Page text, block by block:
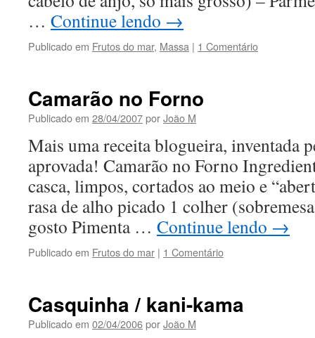
… Continue lendo →
Publicado em Frutos do mar, Massa | 1 Comentário
Camarão no Forno
Publicado em 28/04/2007porJoão M
Mais uma receita blogueira, inventada
aprovada! Camarão no Forno
casca, limpos, cortados ao meio e
rasa de alho picado 1 colher
gosto Pimenta … Continue lendo →
Publicado em Frutos do mar | 1 Comentário
Casquinha / kani-kama
Publicado em 02/04/2006porJoão M